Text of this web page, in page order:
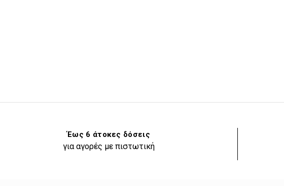
Έως 6 άτοκες δόσεις
για αγορές με πιστωτική